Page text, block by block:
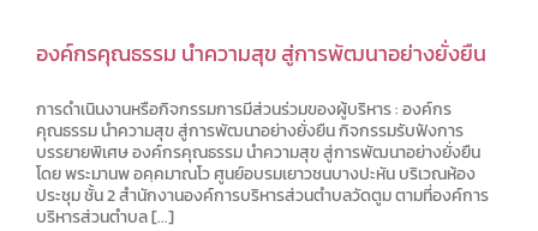
องค์กรคุณธรรม นำความสุข สู่การพัฒนาอย่างยั่งยืน
การดำเนินงานหรือกิจกรรมการมีส่วนร่วมของผู้บริหาร : องค์กร
คุณธรรม นำความสุข สู่การพัฒนาอย่างยั่งยืน กิจกรรมรับฟังการ
บรรยายพิเศษ องค์กรคุณธรรม นำความสุข สู่การพัฒนาอย่างยั่งยืน
โดย พระมานพ อคฺคมาณโว ศูนย์อบรมเยาวชนบางปะหัน บริเวณห้อง
ประชุม ชั้น 2 สำนักงานองค์การบริหารส่วนตำบลวัดตูม ตามที่องค์การ
บริหารส่วนตำบล [...]